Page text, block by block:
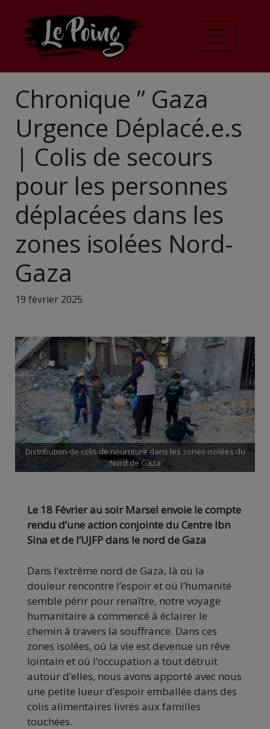
Chronique ” Gaza
Urgence Déplacé.e.s
| Colis de secours
pour les personnes
déplacées dans les
zones isolées Nord-
Gaza
19 février 2025
Distribution de colis de nourriture dans les zones isolées du
Nord de Gaza
Le 18 Février au soir Marsel envoie le compte
rendu d’une action conjointe du Centre Ibn
Sina et de l’UJFP dans le nord de Gaza
Dans l’extrême nord de Gaza, là où la
douleur rencontre l’espoir et où l’humanité
semble périr pour renaître, notre voyage
humanitaire a commencé à éclairer le
chemin à travers la souffrance. Dans ces
zones isolées, où la vie est devenue un rêve
lointain et où l’occupation a tout détruit
autour d’elles, nous avons apporté avec nous
une petite lueur d’espoir emballée dans des
colis alimentaires livrés aux familles
touchées.